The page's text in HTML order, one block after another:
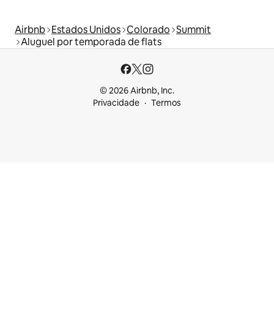
Airbnb Estados Unidos Colorado Summit
Aluguel por temporada de flats
© 2026 Airbnb, Inc.
Privacidade
Termos